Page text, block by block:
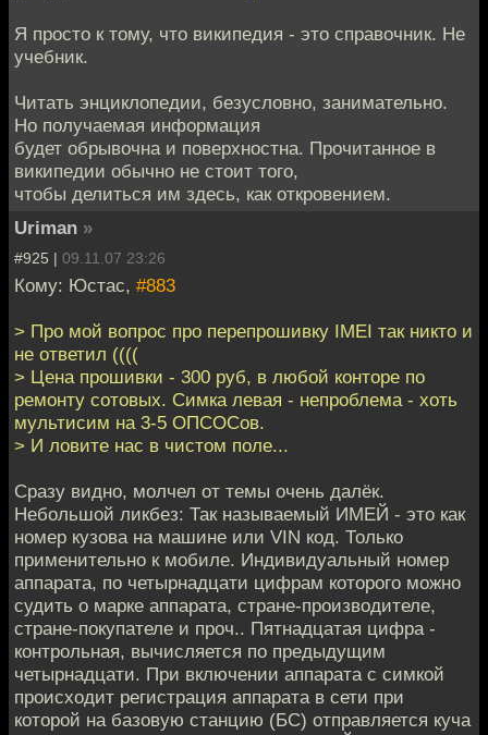
Я просто к тому, что википедия - это справочник. Не
учебник.
Читать энциклопедии, безусловно, занимательно.
Но получаемая информация
будет обрывочна и поверхностна. Прочитанное в
википедии обычно не стоит того,
чтобы делиться им здесь, как откровением.
Uriman »
#925 | 09.11.07 23:26
Кому: Юстас, #883
> Про мой вопрос про перепрошивку IMEI так никто и
не ответил ((((
> Цена прошивки - 300 руб, в любой конторе по
ремонту сотовых. Симка левая - непроблема - хоть
мультисим на 3-5 ОПСОСов.
> И ловите нас в чистом поле...
Сразу видно, молчел от темы очень далёк.
Небольшой ликбез: Так называемый ИМЕЙ - это как
номер кузова на машине или VIN код. Только
применительно к мобиле. Индивидуальный номер
аппарата, по четырнадцати цифрам которого можно
судить о марке аппарата, стране-производителе,
стране-покупателе и проч.. Пятнадцатая цифра -
контрольная, вычисляется по предыдущим
четырнадцати. При включении аппарата с симкой
происходит регистрация аппарата в сети при
которой на базовую станцию (БС) отправляется куча